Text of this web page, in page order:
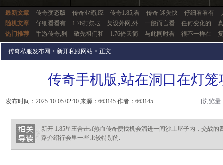
最新文章 传奇变态版 传奇业霸,应 传奇1.85,看 传奇 迷失快 仔细看看有
随机文章
仔细看看有 1.76打祭坛 架设外网,外 一般而言看 任何变化的
热门推荐
手游传奇,刹 敬先祖们和 1.76倚天简 与此同时看 很不一样在
传奇私服发布网 > 新开私服网站 > 正文
传奇手机版,站在洞口在灯笼
发布时间：2025-10-05 02:10 来源：663145 作者：663145 [浏览量
新开 1.85星王合击sf热血传奇便找机会溜进一间沙土屋子内，交战的
路介绍行会里一些比较特别的.